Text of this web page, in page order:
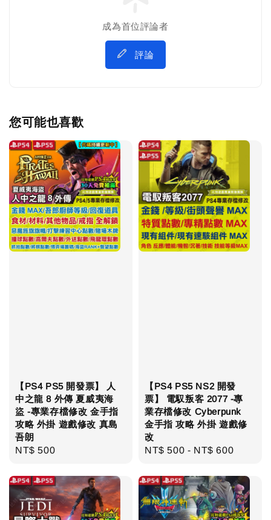
成為首位評論者
評論
您可能也喜歡
【PS4 PS5 開發票】 人
中之龍 8 外傳 夏威夷海
盜 -專業存檔修改 金手指
攻略 外掛 遊戲修改 真島
吾朗
Regular
NT$ 500
【PS4 PS5 NS2 開發
票】 電馭叛客 2077 -專
業存檔修改 Cyberpunk
金手指 攻略 外掛 遊戲修
改
Regular
NT$ 500 - NT$ 600